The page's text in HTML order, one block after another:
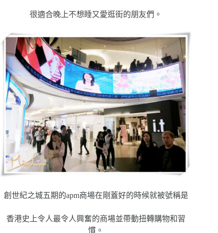
很適合晚上不想睡又愛逛街的朋友們。
創世紀之城五期的apm商場在剛蓋好的時候就被號稱是
香港史上令人最令人興奮的商場並帶動扭轉購物和習
慣。